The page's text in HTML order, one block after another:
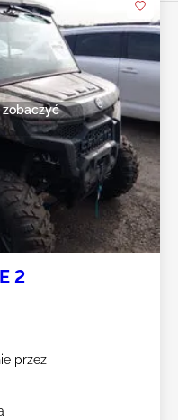
zobaczyć
2
przez